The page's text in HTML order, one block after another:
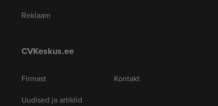
Reklaam
CVKeskus.ee
Firmast
Uudised ja artiklid
Kontakt